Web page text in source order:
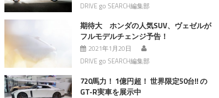
DRIVE go SEARCH編集部
期待大 ホンダの人気SUV、ヴェゼルが
フルモデルチェンジ予告！
2021年1月20日
DRIVE go SEARCH編集部
720馬力！ 1億円超！ 世界限定50台!! の
GT-R実車を展示中